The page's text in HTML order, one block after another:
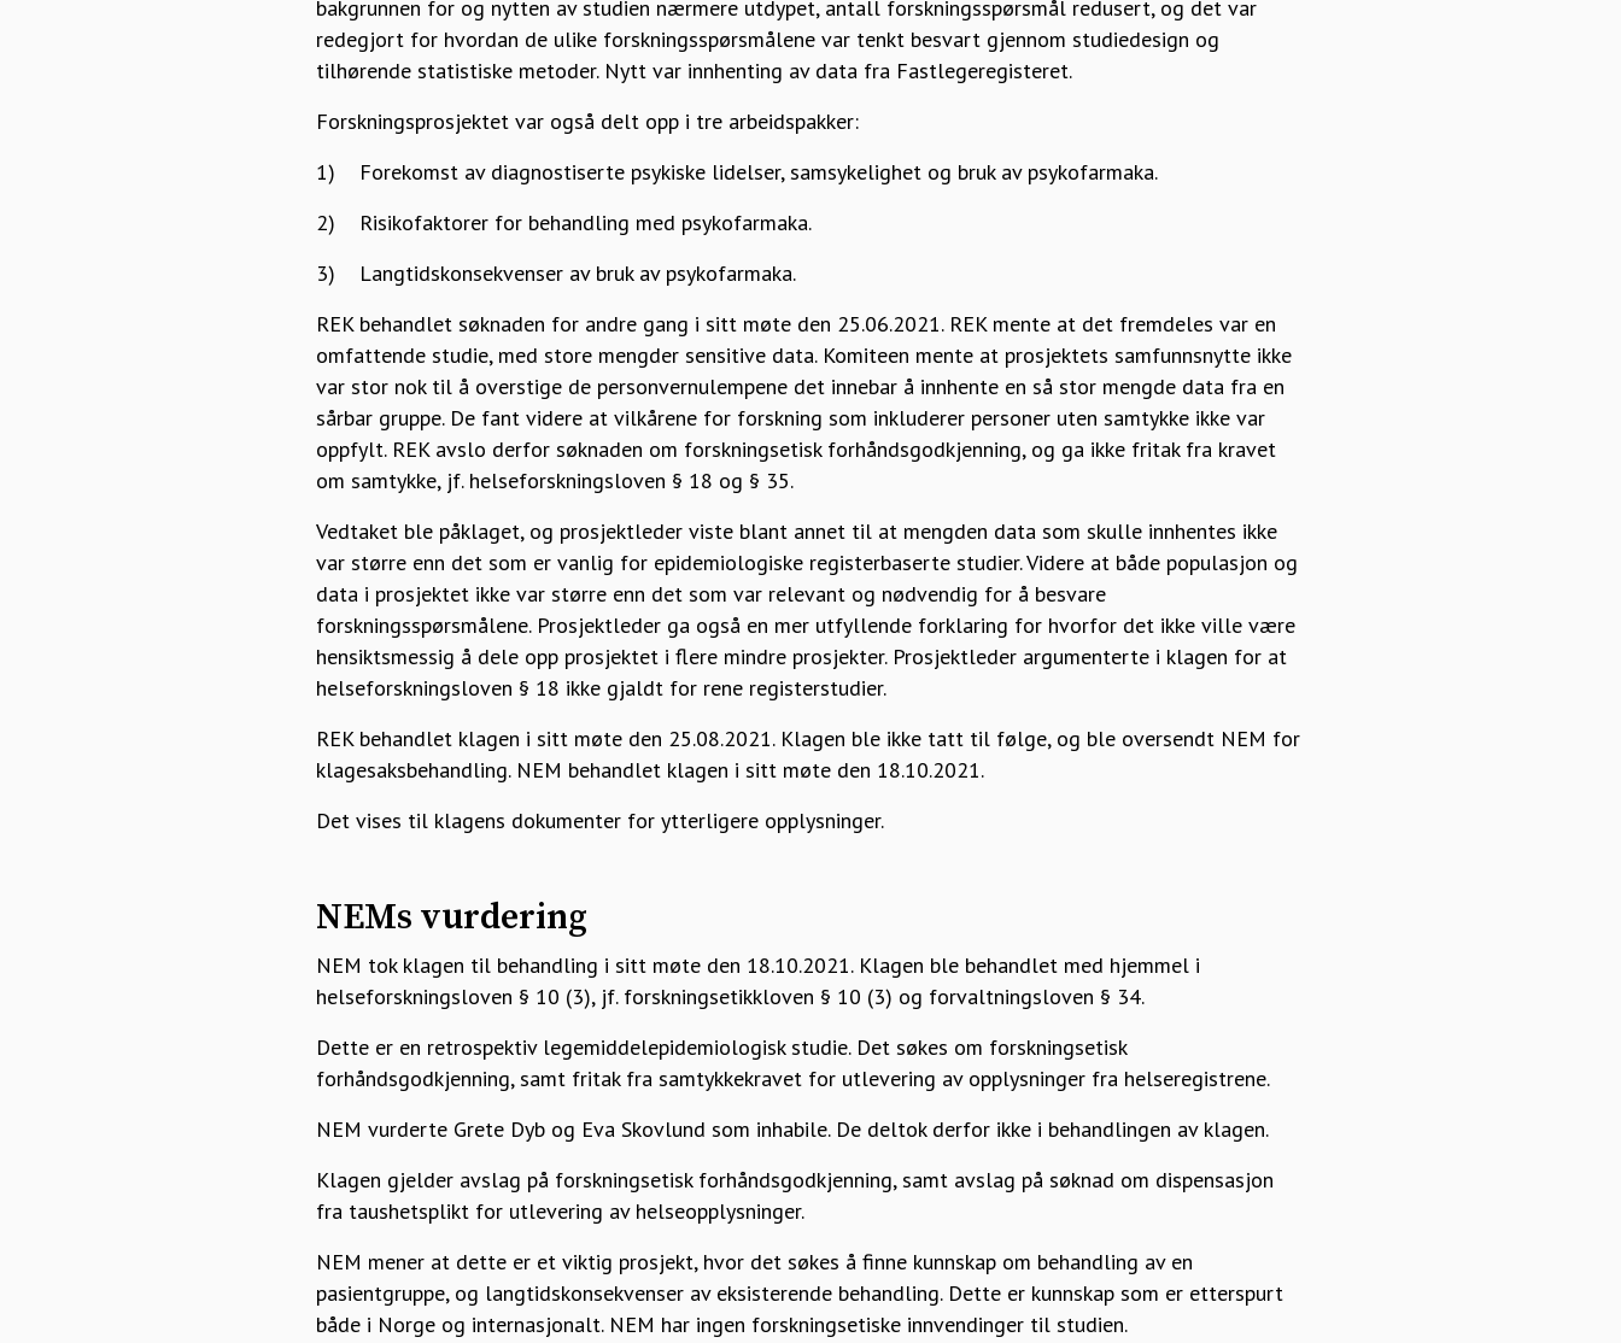
bakgrunnen for og nytten av studien nærmere utdypet, antall forskningsspørsmål redusert, og det var
redegjort for hvordan de ulike forskningsspørsmålene var tenkt besvart gjennom studiedesign og
tilhørende statistiske metoder. Nytt var innhenting av data fra Fastlegeregisteret.
Forskningsprosjektet var også delt opp i tre arbeidspakker:
1) Forekomst av diagnostiserte psykiske lidelser, samsykelighet og bruk av psykofarmaka.
2) Risikofaktorer for behandling med psykofarmaka.
3) Langtidskonsekvenser av bruk av psykofarmaka.
REK behandlet søknaden for andre gang i sitt møte den 25.06.2021. REK mente at det fremdeles var en
omfattende studie, med store mengder sensitive data. Komiteen mente at prosjektets samfunnsnytte ikke
var stor nok til å overstige de personvernulempene det innebar å innhente en så stor mengde data fra en
sårbar gruppe. De fant videre at vilkårene for forskning som inkluderer personer uten samtykke ikke var
oppfylt. REK avslo derfor søknaden om forskningsetisk forhåndsgodkjenning, og ga ikke fritak fra kravet
om samtykke, jf. helseforskningsloven § 18 og § 35.
Vedtaket ble påklaget, og prosjektleder viste blant annet til at mengden data som skulle innhentes ikke
var større enn det som er vanlig for epidemiologiske registerbaserte studier. Videre at både populasjon og
data i prosjektet ikke var større enn det som var relevant og nødvendig for å besvare
forskningsspørsmålene. Prosjektleder ga også en mer utfyllende forklaring for hvorfor det ikke ville være
hensiktsmessig å dele opp prosjektet i flere mindre prosjekter. Prosjektleder argumenterte i klagen for at
helseforskningsloven § 18 ikke gjaldt for rene registerstudier.
REK behandlet klagen i sitt møte den 25.08.2021. Klagen ble ikke tatt til følge, og ble oversendt NEM for
klagesaksbehandling. NEM behandlet klagen i sitt møte den 18.10.2021.
Det vises til klagens dokumenter for ytterligere opplysninger.
NEMs vurdering
NEM tok klagen til behandling i sitt møte den 18.10.2021. Klagen ble behandlet med hjemmel i
helseforskningsloven § 10 (3), jf. forskningsetikkloven § 10 (3) og forvaltningsloven § 34.
Dette er en retrospektiv legemiddelepidemiologisk studie. Det søkes om forskningsetisk
forhåndsgodkjenning, samt fritak fra samtykkekravet for utlevering av opplysninger fra helseregistrene.
NEM vurderte Grete Dyb og Eva Skovlund som inhabile. De deltok derfor ikke i behandlingen av klagen.
Klagen gjelder avslag på forskningsetisk forhåndsgodkjenning, samt avslag på søknad om dispensasjon
fra taushetsplikt for utlevering av helseopplysninger.
NEM mener at dette er et viktig prosjekt, hvor det søkes å finne kunnskap om behandling av en
pasientgruppe, og langtidskonsekvenser av eksisterende behandling. Dette er kunnskap som er etterspurt
både i Norge og internasjonalt. NEM har ingen forskningsetiske innvendinger til studien.